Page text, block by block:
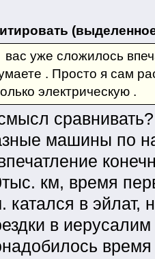
уже сложилось
. Просто я сам
электрическую .
машины по
км, время
катался в эйлат,
в
время